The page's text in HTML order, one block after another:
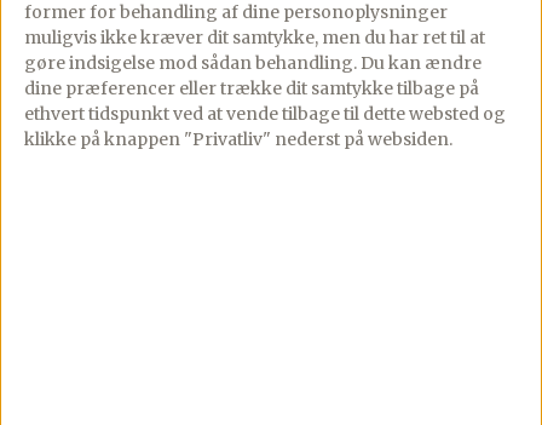
former for behandling af dine personoplysninger
muligvis ikke kræver dit samtykke, men du har ret til at
gøre indsigelse mod sådan behandling. Du kan ændre
dine præferencer eller trække dit samtykke tilbage på
ethvert tidspunkt ved at vende tilbage til dette websted og
klikke på knappen "Privatliv" nederst på websiden.
Åbn appen
Premium fra 24,92 kr/md · Opsig når som helst
Virker på iPhone, iPad og Android
Se Premium funktioner →